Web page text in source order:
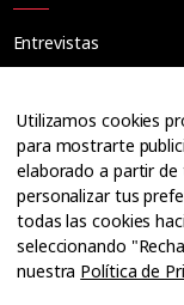
Entrevistas
Ópticos
Cuadernos
Guías
Dossier
Anuarios
Ofertas de empleo
Utilizamos cookies
para mostrarte
elaborado a partir de
personalizar tus
todas las cookies
seleccionando
nuestra Política de